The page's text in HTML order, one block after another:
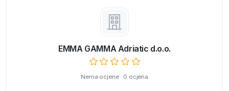
EMMA GAMMA Adriatic d.o.o.
Nema ocjene · 0 ocjena